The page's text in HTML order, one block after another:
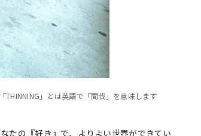
THINNING」とは英語で「間伐」を意味します
たの『好き』で、よりよい世界ができてい